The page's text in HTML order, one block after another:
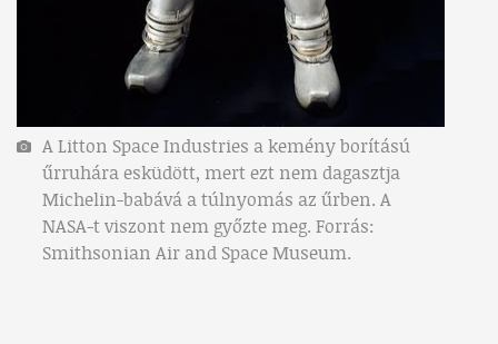
A Litton Space Industries a kemény borítású
űrruhára esküdött, mert ezt nem dagasztja
Michelin-babává a túlnyomás az űrben. A
NASA-t viszont nem győzte meg. Forrás:
Smithsonian Air and Space Museum.